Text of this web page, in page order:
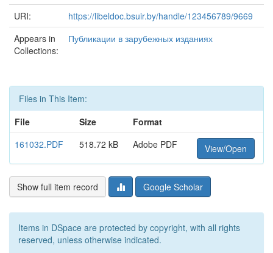
URI:
https://libeldoc.bsuir.by/handle/123456789/9669
Appears in
Collections:
Публикации в зарубежных изданиях
Files in This Item:
File
Size
Format
161032.PDF
518.72 kB Adobe PDF View/Open
Show full item record Google Scholar
Items in DSpace are protected by copyright, with all rights
reserved, unless otherwise indicated.